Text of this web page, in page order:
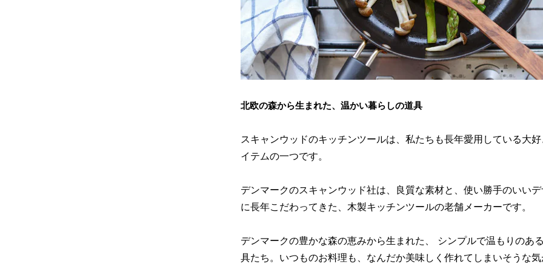
北欧の森から生まれた、温かい暮らしの道具
スキャンウッドのキッチンツールは、私たちも長年愛用している大
イテムの一つです。
デンマークのスキャンウッド社は、良質な素材と、使い勝手のいい
に長年こだわってきた、木製キッチンツールの老舗メーカーです。
デンマークの豊かな森の恵みから生まれた、 シンプルで温もりのあ
具たち。いつものお料理も、なんだか美味しく作れてしまいそうな